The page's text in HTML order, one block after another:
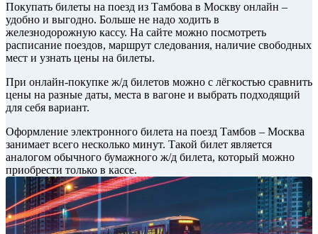
Покупать билеты на поезд из Тамбова в Москву онлайн –
удобно и выгодно. Больше не надо ходить в
железнодорожную кассу. На сайте можно посмотреть
расписание поездов, маршрут следования, наличие свободных
мест и узнать цены на билеты.
При онлайн-покупке ж/д билетов можно с лёгкостью сравнить
цены на разные даты, места в вагоне и выбрать подходящий
для себя вариант.
Оформление электронного билета на поезд Тамбов – Москва
занимает всего несколько минут. Такой билет является
аналогом обычного бумажного ж/д билета, который можно
приобрести только в кассе.